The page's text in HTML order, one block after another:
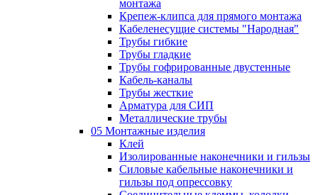
монтажа
Крепеж-клипса для прямого монтажа
Кабеленесущие системы "Народная"
Трубы гибкие
Трубы гладкие
Трубы гофрированные двустенные
Кабель-каналы
Трубы жесткие
Арматура для СИП
Металлические трубы
05 Монтажные изделия
Клей
Изолированные наконечники и гильзы
Силовые кабельные наконечники и
гильзы под опрессовку